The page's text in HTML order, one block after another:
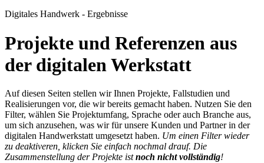
Digitales Handwerk - Ergebnisse
Projekte und Referenzen aus
der digitalen Werkstatt
Auf diesen Seiten stellen wir Ihnen Projekte, Fallstudien und
Realisierungen vor, die wir bereits gemacht haben. Nutzen Sie den
Filter, wählen Sie Projektumfang, Sprache oder auch Branche aus,
um sich anzusehen, was wir für unsere Kunden und Partner in der
digitalen Handwerkstatt umgesetzt haben. Um einen Filter wieder
zu deaktiveren, klicken Sie einfach nochmal drauf. Die
Zusammenstellung der Projekte istnoch nicht vollständig!